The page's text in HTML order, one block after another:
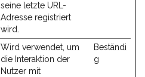
seine letzte URL-
Adresse registriert
wird.
Wird verwendet, um
die Interaktion der
Nutzer mit
Beständi
g